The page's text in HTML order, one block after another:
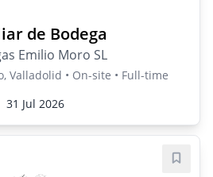
de Bodega
Emilio Moro SL
Valladolid • On-site • Full-time
31 Jul 2026
Save